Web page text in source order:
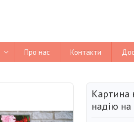
Про нас Контакти
Картина
надію на